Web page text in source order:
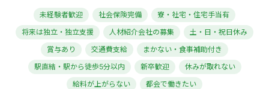
未経験者歓迎 社会保険完備
寮・社宅・住宅手当有
将来は独立・独立支援
人材紹介会社の募集
土・日・祝日休み
賞与あり
交通費支給
まかない・食事補助付き
駅直結・駅から徒歩5分以内
新卒歓迎
休みが取れない
給料が上がらない
都会で働きたい